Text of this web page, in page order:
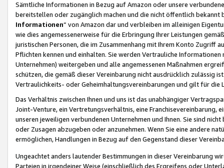
Sämtliche Informationen in Bezug auf Amazon oder unsere
bereitstellen oder zugänglich machen und die nicht öffentlich
Informationen“ von Amazon dar und verbleiben im alleinigen
wie dies angemessenerweise für die Erbringung Ihrer Leistungen
juristischen Personen, die im Zusammenhang mit Ihrem Konto
Pflichten kennen und einhalten. Sie werden Vertrauliche
Unternehmen) weitergeben und alle angemessenen Maßnahmen
schützen, die gemäß dieser Vereinbarung nicht ausdrücklich zulässig
Vertraulichkeits- oder Geheimhaltungsvereinbarungen und gilt für die
Das Verhältnis zwischen Ihnen und uns ist das unabhängiger
Joint-Venture, ein Vertretungsverhältnis, eine Franchisevereinbarung,
unseren jeweiligen verbundenen Unternehmen und Ihnen. Sie sind
oder Zusagen abzugeben oder anzunehmen. Wenn Sie eine andere
ermöglichen, Handlungen in Bezug auf den Gegenstand dieser
Ungeachtet anders lautender Bestimmungen in dieser Vereinbarung
Parteien in irgendeiner Weise (einschließlich des Ergreifens oder